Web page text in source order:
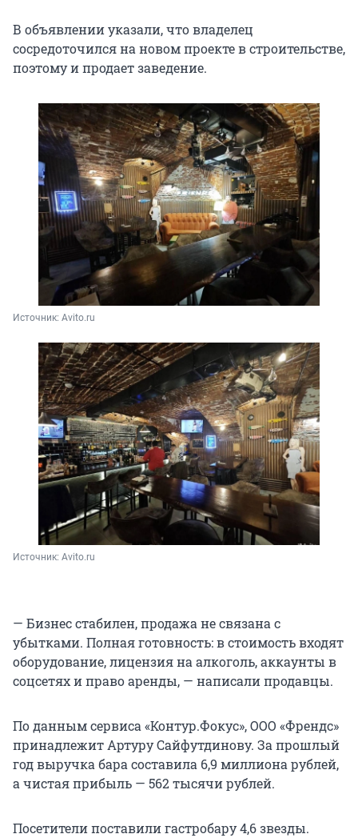
В объявлении указали, что владелец
сосредоточился на новом проекте в строительстве,
поэтому и продает заведение.
Источник: Avito.ru
Источник: Avito.ru
— Бизнес стабилен, продажа не связана с
убытками. Полная готовность: в стоимость входят
оборудование, лицензия на алкоголь, аккаунты в
соцсетях и право аренды, — написали продавцы.
По данным сервиса «Контур.Фокус», ООО «Френдс»
принадлежит Артуру Сайфутдинову. За прошлый
год выручка бара составила 6,9 миллионарублей,
а чистая прибыль — 562 тысячирублей.
Посетители поставили гастробару4,6 звезды.